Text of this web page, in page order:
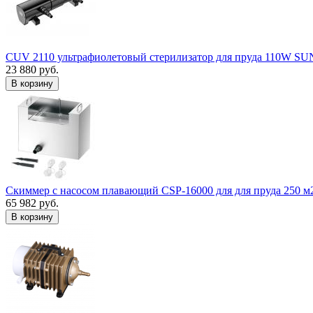
CUV 2110 ультрафиолетовый стерилизатор для пруда 110W
23 880 руб.
В корзину
Скиммер с насосом плавающий CSP-16000 для для пруда 250
65 982 руб.
В корзину